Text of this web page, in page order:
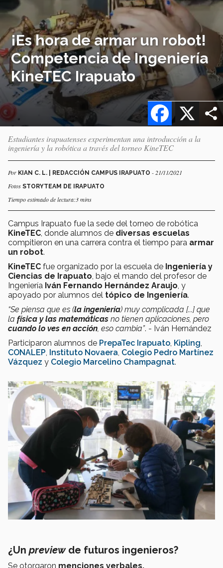
¡Es hora de armar un robot!
Competencia de Ingeniería
KineTEC Irapuato
X
Facebook
Estudiantes irapuatenses experimentan una introducción a la
ingeniería y la robótica a través del torneo KineTEC
Por KIAN C. L. | REDACCIÓN CAMPUS IRAPUATO - 21/11/2021
Fotos STORYTEAM DE IRAPUATO
Tiempo estimado de lectura:3 mins
Campus Irapuato fue la sede del torneo de robótica
KineTEC , donde alumnos de diversas escuelas
compitieron en una carrera contra el tiempo para armar
un robot.
KineTEC fue organizado por la escuela de Ingeniería y
Ciencias de Irapuato , bajo el mando del profesor de
Ingeniería Iván Fernando Hernández Araujo , y
apoyado por alumnos del tópico de Ingeniería.
“Se piensa que es (la ingeniería) muy complicada [...] que
la física y las matemáticas no tienen aplicaciones, pero
cuando lo ves en acción , eso cambia”. - Iván Hernández
Participaron alumnos de PrepaTec Irapuato Kipling
CONALEP Instituto Novaera Colegio Pedro Martínez
Vázquez y Colegio Marcelino Champagnat.
¿Un preview de futuros ingenieros?
Se otorgaron menciones verbales,